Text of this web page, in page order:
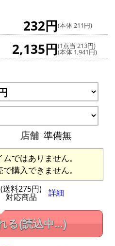
232円(本体 211円)
2,135円(1点当 213円)
(本体 1,941円)
店舗 準備無
ではありません。
購入できません。
(送料275円)
対応商品 詳細
る(読込中...)